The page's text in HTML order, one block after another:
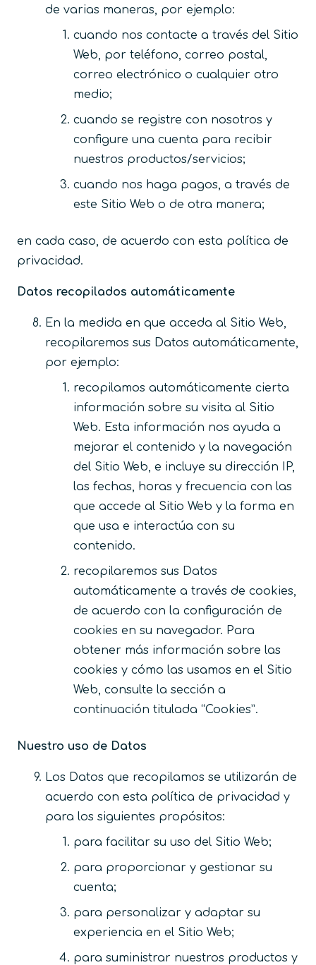
de varias maneras, por ejemplo:
cuando nos contacte a través del Sitio
Web, por teléfono, correo postal,
correo electrónico o cualquier otro
medio;
cuando se registre con nosotros y
configure una cuenta para recibir
nuestros productos/servicios;
cuando nos haga pagos, a través de
este Sitio Web o de otra manera;
en cada caso, de acuerdo con esta política de
privacidad.
Datos recopilados automáticamente
En la medida en que acceda al Sitio Web,
recopilaremos sus Datos automáticamente,
por ejemplo:
recopilamos automáticamente cierta
información sobre su visita al Sitio
Web. Esta información nos ayuda a
mejorar el contenido y la navegación
del Sitio Web, e incluye su dirección IP,
las fechas, horas y frecuencia con las
que accede al Sitio Web y la forma en
que usa e interactúa con su
contenido.
recopilaremos sus Datos
automáticamente a través de cookies,
de acuerdo con la configuración de
cookies en su navegador. Para
obtener más información sobre las
cookies y cómo las usamos en el Sitio
Web, consulte la sección a
continuación titulada “Cookies”.
Nuestro uso de Datos
Los Datos que recopilamos se utilizarán de
acuerdo con esta política de privacidad y
para los siguientes propósitos:
para facilitar su uso del Sitio Web;
para proporcionar y gestionar su
cuenta;
para personalizar y adaptar su
experiencia en el Sitio Web;
para suministrar nuestros productos y